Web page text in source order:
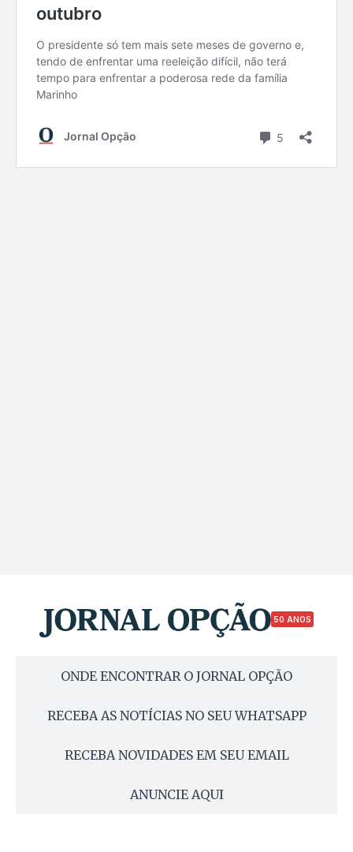
50 ANOS
ONDE ENCONTRAR O JORNAL OPÇÃO
RECEBA AS NOTÍCIAS NO SEU WHATSAPP
RECEBA NOVIDADES EM SEU EMAIL
ANUNCIE AQUI